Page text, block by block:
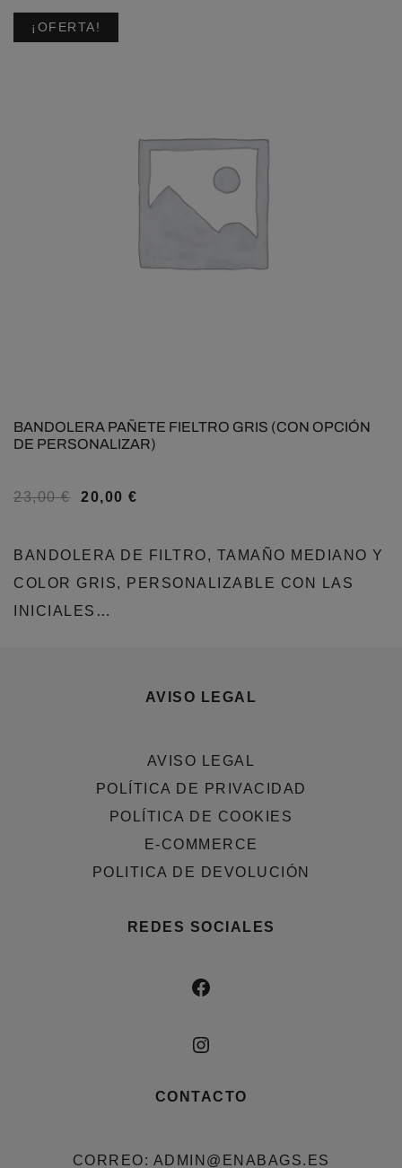
¡OFERTA!
BANDOLERA PAÑETE FIELTRO GRIS (CON OPCIÓN
DE PERSONALIZAR)
23,00€ 20,00 €
BANDOLERA DE FILTRO, TAMAÑO MEDIANO Y
COLOR GRIS, PERSONALIZABLE CON LAS
INICIALES…
AVISO LEGAL
AVISO LEGAL
POLÍTICA DE PRIVACIDAD
POLÍTICA DE COOKIES
E-COMMERCE
POLITICA DE DEVOLUCIÓN
REDES SOCIALES
FACEBOOK
INSTAGRAM
CONTACTO
CORREO: ADMIN@ENABAGS.ES